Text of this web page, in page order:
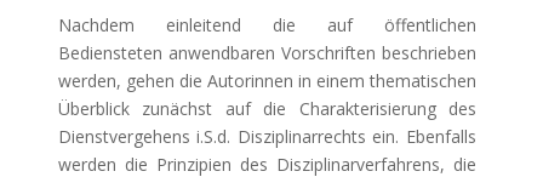
Nachdem einleitend die auf öffentlichen
Bediensteten anwendbaren Vorschriften beschrieben
werden, gehen die Autorinnen in einem thematischen
Überblick zunächst auf die Charakterisierung des
Dienstvergehens i.S.d. Disziplinarrechts ein. Ebenfalls
werden die Prinzipien des Disziplinarverfahrens, die